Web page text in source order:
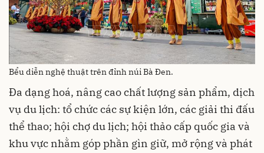
Bểu diễn nghệ thuật trên đỉnh núi Bà Đen.
Đa dạng hoá, nâng cao chất lượng sản phẩm, dịch
vụ du lịch: tổ chức các sự kiện lớn, các giải thi đấu
thể thao; hội chợ du lịch; hội thảo cấp quốc gia và
khu vực nhằm góp phần gìn giữ, mở rộng và phát